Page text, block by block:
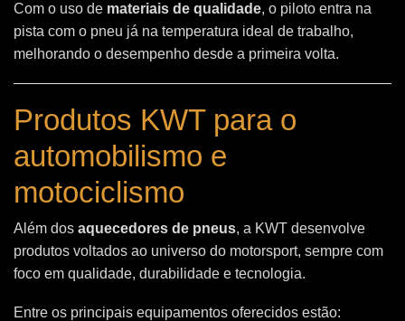
Com o uso de materiais de qualidade, o piloto entra na
pista com o pneu já na temperatura ideal de trabalho,
melhorando o desempenho desde a primeira volta.
Produtos KWT para o
automobilismo e
motociclismo
Além dos aquecedores de pneus, a KWT desenvolve
produtos voltados ao universo do motorsport, sempre com
foco em qualidade, durabilidade e tecnologia.
Entre os principais equipamentos oferecidos estão: